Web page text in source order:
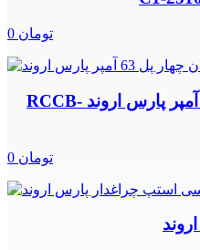
0 تومان
کلید محافظ جان چهار پل 63 آمپر پارس اروند RCCB-
0 تومان